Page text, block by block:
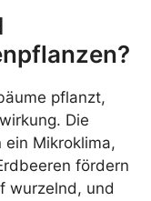
pflanzt,
Die
Mikroklima,
fördern
wurzelnd, und